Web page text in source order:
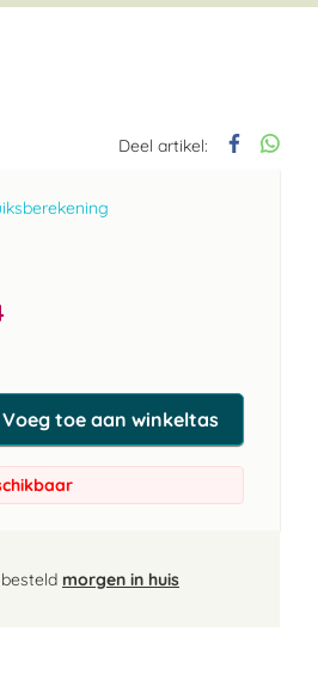
Deel artikel:
Voeg toe aan winkeltas
besteld morgen in huis